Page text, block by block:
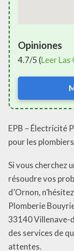
Opiniones
4.7/5 (Leer Las
EPB – Électricité
pour les
Si vous cherchez
résoudre vos
d’Ornon,
Plomberie
33140 Villenave-
des services de
attentes.